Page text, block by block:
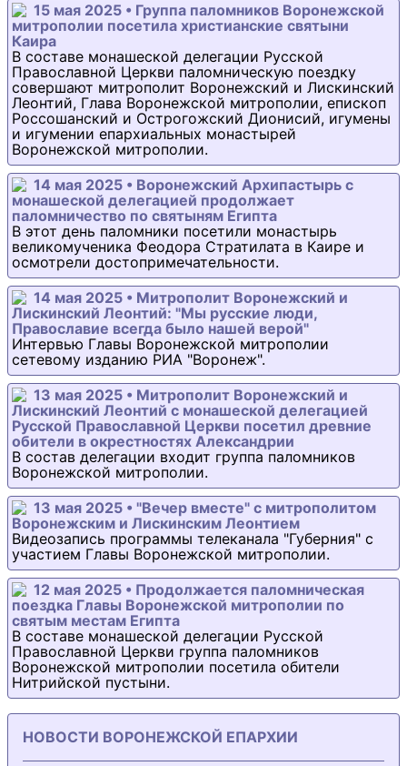
15 мая 2025 • Группа паломников Воронежской
митрополии посетила христианские святыни
Каира
В составе монашеской делегации Русской
Православной Церкви паломническую поездку
совершают митрополит Воронежский и Лискинский
Леонтий, Глава Воронежской митрополии, епископ
Россошанский и Острогожский Дионисий, игумены
и игумении епархиальных монастырей
Воронежской митрополии.
14 мая 2025 • Воронежский Архипастырь с
монашеской делегацией продолжает
паломничество по святыням Египта
В этот день паломники посетили монастырь
великомученика Феодора Стратилата в Каире и
осмотрели достопримечательности.
14 мая 2025 • Митрополит Воронежский и
Лискинский Леонтий: "Мы русские люди,
Православие всегда было нашей верой"
Интервью Главы Воронежской митрополии
сетевому изданию РИА "Воронеж".
13 мая 2025 • Митрополит Воронежский и
Лискинский Леонтий с монашеской делегацией
Русской Православной Церкви посетил древние
обители в окрестностях Александрии
В состав делегации входит группа паломников
Воронежской митрополии.
13 мая 2025 • "Вечер вместе" с митрополитом
Воронежским и Лискинским Леонтием
Видеозапись программы телеканала "Губерния" с
участием Главы Воронежской митрополии.
12 мая 2025 • Продолжается паломническая
поездка Главы Воронежской митрополии по
святым местам Египта
В составе монашеской делегации Русской
Православной Церкви группа паломников
Воронежской митрополии посетила обители
Нитрийской пустыни.
НОВОСТИ ВОРОНЕЖСКОЙ ЕПАРХИИ